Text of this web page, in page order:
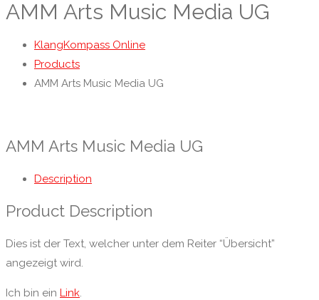
AMM Arts Music Media UG
KlangKompass Online
Products
AMM Arts Music Media UG
AMM Arts Music Media UG
Description
Product Description
Dies ist der Text, welcher unter dem Reiter “Übersicht”
angezeigt wird.
Ich bin ein Link.